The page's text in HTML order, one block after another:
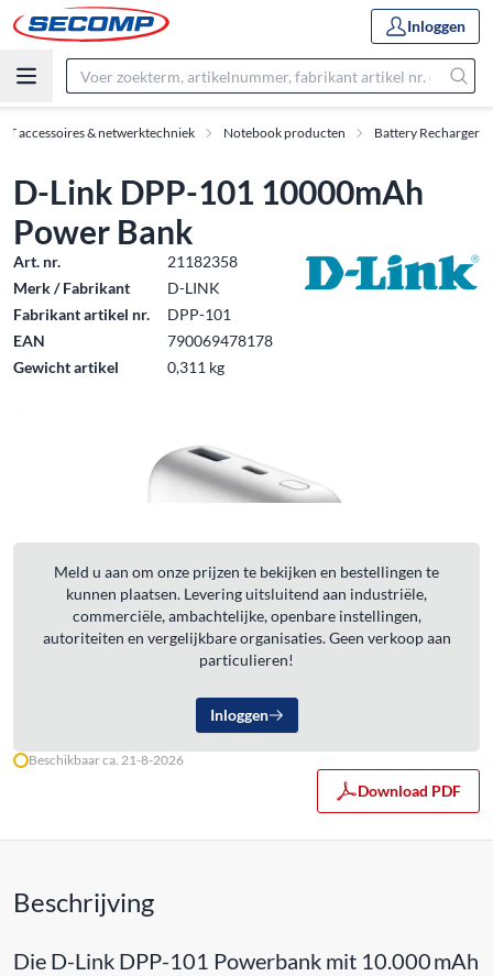
Inloggen
IT accessoires & netwerktechniek Notebook producten Battery Recharger
D-Link DPP-101 10000mAh
Power Bank
Art. nr.
21182358
Merk / Fabrikant
D-LINK
Fabrikant artikel nr.
DPP-101
EAN
790069478178
Gewicht artikel
0,311 kg
Meld u aan om onze prijzen te bekijken en bestellingen te
kunnen plaatsen. Levering uitsluitend aan industriële,
commerciële, ambachtelijke, openbare instellingen,
autoriteiten en vergelijkbare organisaties. Geen verkoop aan
particulieren!
Inloggen
Beschikbaar ca. 21-8-2026
Download PDF
Beschrijving
Die D-Link DPP-101 Powerbank mit 10.000 mAh